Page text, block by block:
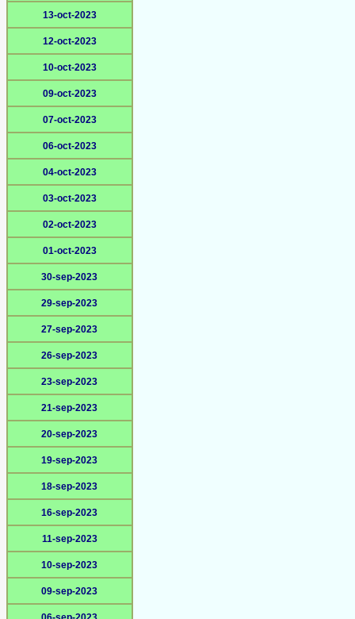
13-oct-2023
12-oct-2023
10-oct-2023
09-oct-2023
07-oct-2023
06-oct-2023
04-oct-2023
03-oct-2023
02-oct-2023
01-oct-2023
30-sep-2023
29-sep-2023
27-sep-2023
26-sep-2023
23-sep-2023
21-sep-2023
20-sep-2023
19-sep-2023
18-sep-2023
16-sep-2023
11-sep-2023
10-sep-2023
09-sep-2023